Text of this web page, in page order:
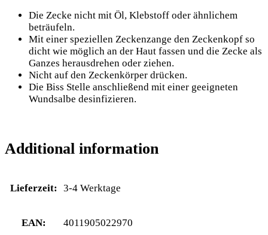
Die Zecke nicht mit Öl, Klebstoff oder ähnlichem
beträufeln.
Mit einer speziellen Zeckenzange den Zeckenkopf so
dicht wie möglich an der Haut fassen und die Zecke als
Ganzes herausdrehen oder ziehen.
Nicht auf den Zeckenkörper drücken.
Die Biss Stelle anschließend mit einer geeigneten
Wundsalbe desinfizieren.
Additional information
Lieferzeit: 3-4 Werktage
EAN: 4011905022970